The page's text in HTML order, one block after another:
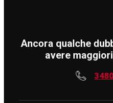
Ancora qualche
avere